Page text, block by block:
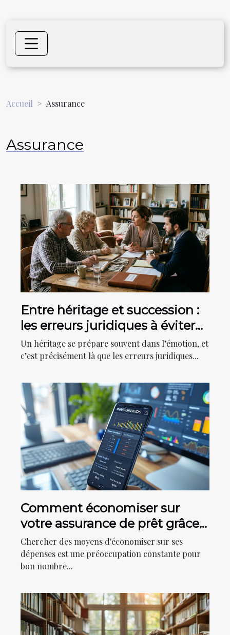
Accueil Assurance
Assurance
Entre héritage et succession :
les erreurs juridiques à éviter
absolument
Un héritage se prépare souvent dans l’émotion, et
c’est précisément là que les erreurs juridiques...
Comment économiser sur
votre assurance de prêt grâce à
un comparateur en ligne
Chercher des moyens d'économiser sur ses
dépenses est une préoccupation constante pour
bon nombre...